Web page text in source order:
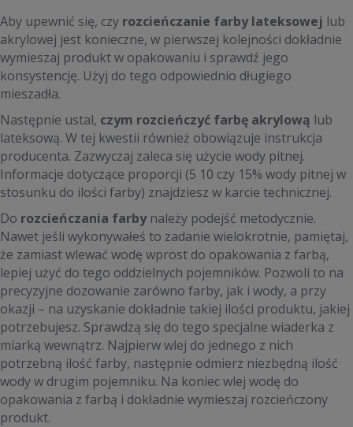
Aby upewnić się, czy rozcieńczanie farby lateksowej lub
akrylowej jest konieczne, w pierwszej kolejności dokładnie
wymieszaj produkt w opakowaniu i sprawdź jego
konsystencję. Użyj do tego odpowiednio długiego
mieszadła.
Następnie ustal, czym rozcieńczyć farbę akrylową lub
lateksową. W tej kwestii również obowiązuje instrukcja
producenta. Zazwyczaj zaleca się użycie wody pitnej.
Informacje dotyczące proporcji (5 10 czy 15% wody pitnej w
stosunku do ilości farby) znajdziesz w karcie technicznej.
Do rozcieńczania farbynależy podejść metodycznie.
Nawet jeśli wykonywałeś to zadanie wielokrotnie, pamiętaj,
że zamiast wlewać wodę wprost do opakowania z farbą,
lepiej użyć do tego oddzielnych pojemników. Pozwoli to na
precyzyjne dozowanie zarówno farby, jak i wody, a przy
okazji – na uzyskanie dokładnie takiej ilości produktu, jakiej
potrzebujesz. Sprawdzą się do tego specjalne wiaderka z
miarką wewnątrz. Najpierw wlej do jednego z nich
potrzebną ilość farby, następnie odmierz niezbędną ilość
wody w drugim pojemniku. Na koniec wlej wodę do
opakowania z farbą i dokładnie wymieszaj rozcieńczony
produkt.